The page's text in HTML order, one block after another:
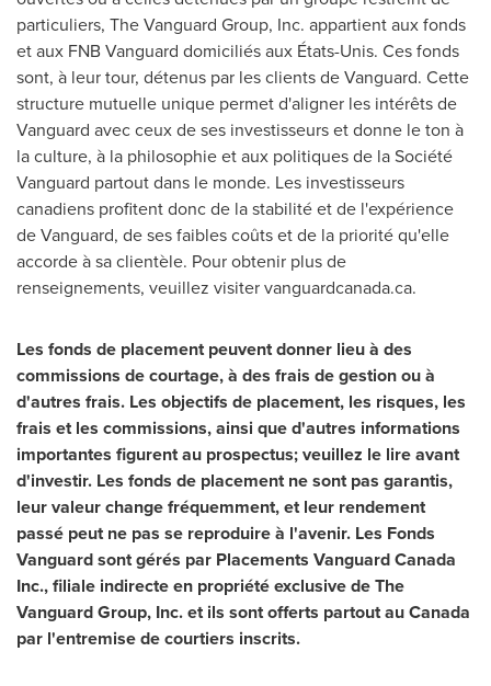
particuliers, The Vanguard Group, Inc. appartient aux fonds
et aux FNB Vanguard domiciliés aux États-Unis. Ces fonds
sont, à leur tour, détenus par les clients deVanguard. Cette
structure mutuelle unique permet d'aligner les intérêts de
Vanguard avec ceux de ses investisseurs et donne le ton à
la culture, à la philosophie et aux politiques de la Société
Vanguard partout dans le monde. Les investisseurs
canadiens profitent donc de la stabilité et de l'expérience
deVanguard, de ses faibles coûts et de la priorité qu'elle
accorde à sa clientèle. Pour obtenir plus de
renseignements, veuillez visiter vanguardcanada.ca.
Les fonds de placement peuvent donner lieu à des
commissions de courtage, à des frais de gestion ou à
d'autres frais. Les objectifs de placement, les risques, les
frais et les commissions, ainsi que d'autres informations
importantes figurent au prospectus; veuillez le lire avant
d'investir. Les fonds de placement ne sont pas garantis,
leur valeur change fréquemment, et leur rendement
passé peut ne pas se reproduire à l'avenir. Les Fonds
Vanguard sont gérés par Placements Vanguard Canada
Inc., filiale indirecte en propriété exclusive de The
Vanguard Group, Inc. et ils sont offerts partout auCanada
par l'entremise de courtiers inscrits.